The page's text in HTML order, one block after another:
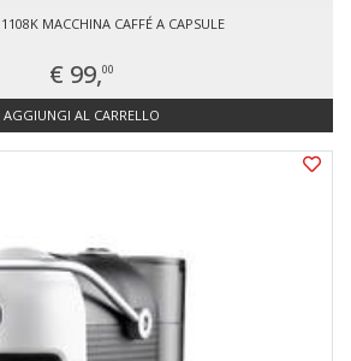
MACCHINA CAFFÉ A CAPSULE
€ 99,00
AGGIUNGI AL CARRELLO